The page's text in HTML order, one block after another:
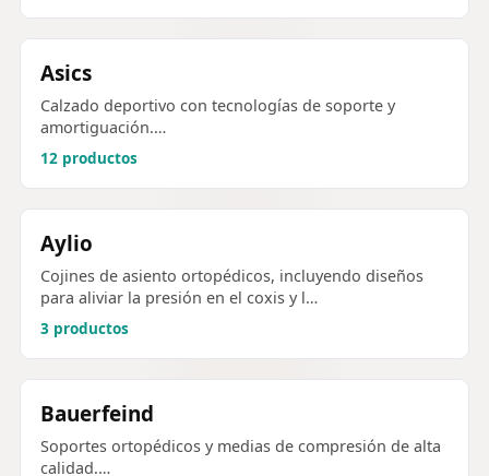
Asics
Calzado deportivo con tecnologías de soporte y
amortiguación.…
12 productos
Aylio
Cojines de asiento ortopédicos, incluyendo diseños
para aliviar la presión en el coxis y l…
3 productos
Bauerfeind
Soportes ortopédicos y medias de compresión de alta
calidad.…